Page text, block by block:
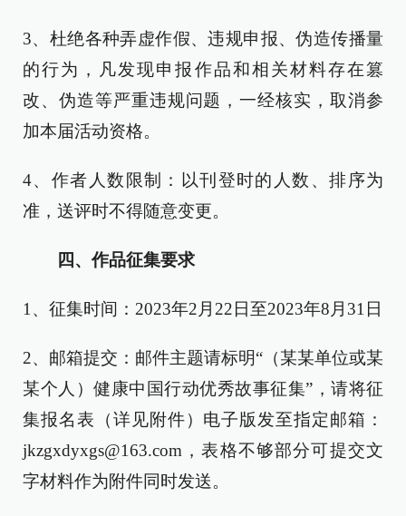
3、杜绝各种弄虚作假、违规申报、伪造传播量
的行为，凡发现申报作品和相关材料存在篡
改、伪造等严重违规问题，一经核实，取消参
加本届活动资格。
4、作者人数限制：以刊登时的人数、排序为
准，送评时不得随意变更。
四、作品征集要求
1、征集时间：2023年2月22日至2023年8月31日
2、邮箱提交：邮件主题请标明“（某某单位或某
某个人）健康中国行动优秀故事征集”，请将征
集报名表（详见附件）电子版发至指定邮箱：
jkzgxdyxgs@163.com，表格不够部分可提交文
字材料作为附件同时发送。